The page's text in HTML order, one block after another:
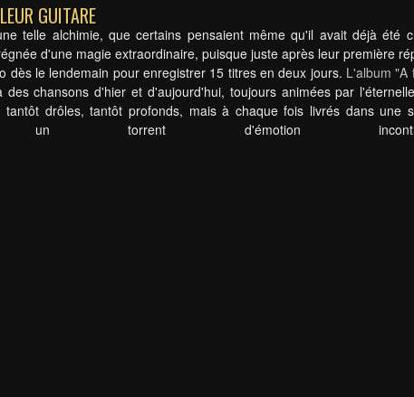
GUITARE
telle alchimie, que certains pensaient même qu'il avait déjà été
d'une magie extraordinaire, puisque juste après leur première
le lendemain pour enregistrer 15 titres en deux jours. L'album "A
chansons d'hier et d'aujourd'hui, toujours animées par
drôles, tantôt profonds, mais à chaque fois livrés dans une
torrent d'émotion